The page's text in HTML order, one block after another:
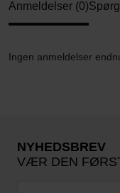
Anmeldelser (0)
Ingen anmeldelser
NYHEDSBREV
VÆR DEN